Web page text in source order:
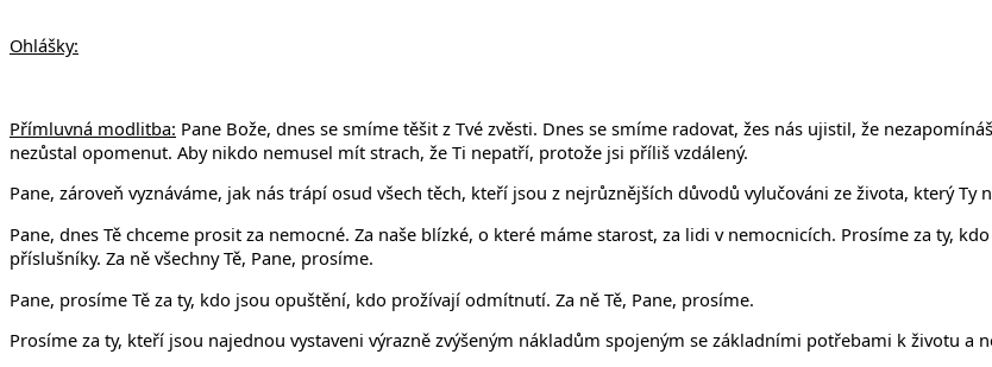
Ohlášky:
Přímluvná modlitba: Pane Bože, dnes se smíme těšit z Tvé zvěsti. Dnes se smíme radovat, žes nás ujistil, že
nezůstal opomenut. Aby nikdo nemusel mít strach, že Ti nepatří, protože jsi příliš vzdálený.
Pane, zároveň vyznáváme, jak nás trápí osud všech těch, kteří jsou z nejrůznějších důvodů vylučováni ze života, který Ty
Pane, dnes Tě chceme prosit za nemocné. Za naše blízké, o které máme starost, za lidi v nemocnicích. Prosíme za ty,
příslušníky. Za ně všechny Tě, Pane, prosíme.
Pane, prosíme Tě za ty, kdo jsou opuštění, kdo prožívají odmítnutí. Za ně Tě, Pane, prosíme.
Prosíme za ty, kteří jsou najednou vystaveni výrazně zvýšeným nákladům spojeným se základními potřebami k životu a